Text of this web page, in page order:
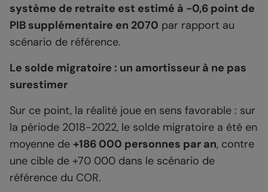
système de retraite est estimé à -0,6 point de
PIB supplémentaire en 2070 par rapport au
scénario de référence.
Le solde migratoire : un amortisseur à ne pas
surestimer
Sur ce point, la réalité joue en sens favorable : sur
la période 2018-2022, le solde migratoire a été en
moyenne de +186 000 personnes par an, contre
une cible de +70 000 dans le scénario de
référence du COR.